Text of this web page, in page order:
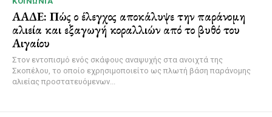
ΑΑΔΕ: Πώς ο έλεγχος αποκάλυψε την παράνομη
αλιεία και εξαγωγή κοραλλιών από το βυθό του
Αιγαίου
Στον εντοπισμό ενός σκάφους αναψυχής στα ανοιχτά της
Σκοπέλου, το οποίο εχρησιμοποιείτο ως πλωτή βάση παράνομης
αλιείας προστατευόμενων...